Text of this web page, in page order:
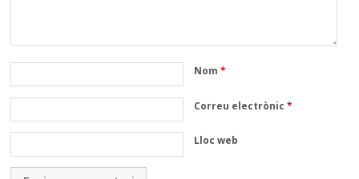
Nom*
Correu electrònic*
Lloc web